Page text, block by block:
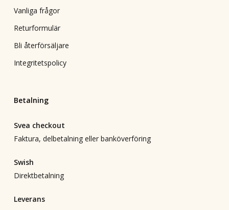
Vanliga frågor
Returformulär
Bli återförsäljare
Integritetspolicy
Betalning
Svea checkout
Faktura, delbetalning eller banköverföring
Swish
Direktbetalning
Leverans